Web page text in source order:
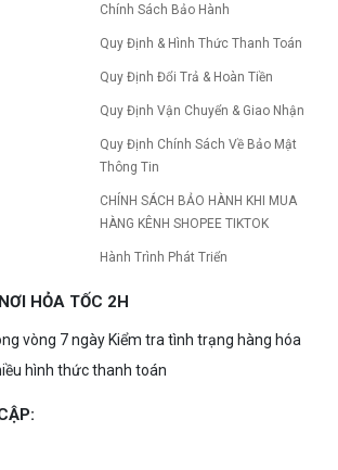
Chính Sách Bảo Hành
Quy Định & Hình Thức Thanh Toán
Quy Định Đổi Trả & Hoàn Tiền
Quy Định Vận Chuyển & Giao Nhận
Quy Định Chính Sách Về Bảo Mật
Thông Tin
CHÍNH SÁCH BẢO HÀNH KHI MUA
HÀNG KÊNH SHOPEE TIKTOK
Hành Trình Phát Triển
HỎA TỐC 2H
vòng 7 ngày Kiểm tra tình trạng hàng hóa
hình thức thanh toán